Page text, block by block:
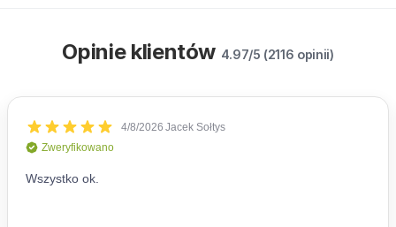
Opinie klientów 4.97/5 (2116 opinii)